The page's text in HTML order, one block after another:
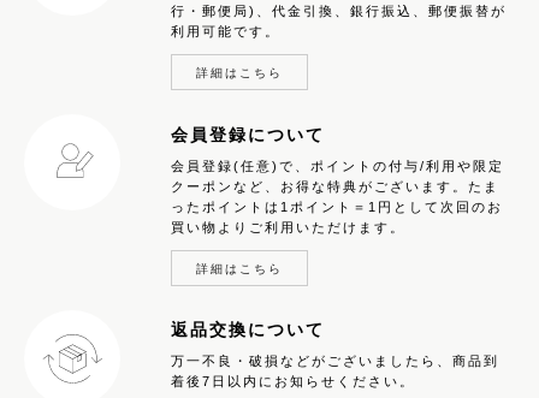
行・郵便局)、代金引換、銀行振込、郵便振替が
利用可能です。
詳細はこちら
会員登録について
会員登録(任意)で、ポイントの付与/利用や限定
クーポンなど、お得な特典がございます。たま
ったポイントは1ポイント＝1円として次回のお
買い物よりご利用いただけます。
詳細はこちら
返品交換について
万一不良・破損などがございましたら、商品到
着後7日以内にお知らせください。